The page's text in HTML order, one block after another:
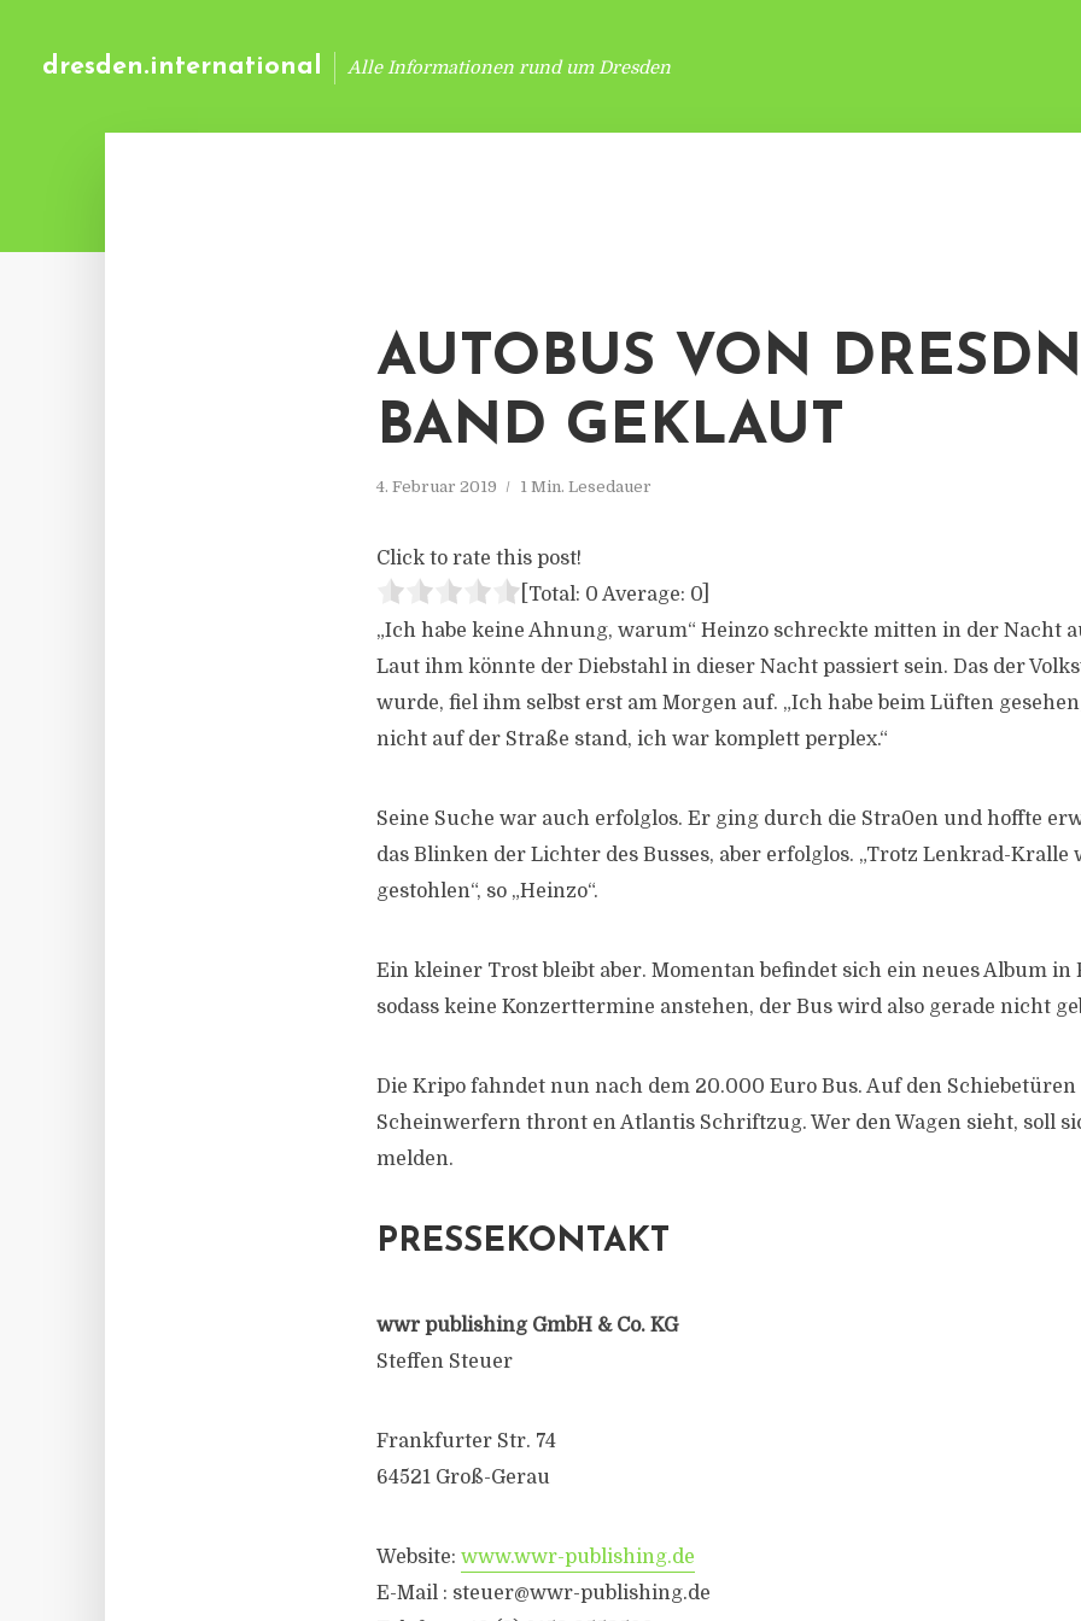
dresden.international Alle Informationen rund um Dresden
AUTOBUS VON
BAND GEKLAUT
4. Februar 2019 1 Min. Lesedauer
Click to rate this post!
[Total: 0 Average: 0
„Ich habe keine Ahnung, warum“ Heinzo schreckte mitten in der Nacht
Laut ihm könnte der Diebstahl in dieser Nacht passiert sein. Das der
wurde, fiel ihm selbst erst am Morgen auf. „Ich habe beim Lüften
nicht auf der Straße stand, ich war komplett perplex.“
Seine Suche war auch erfolglos. Er ging durch die Stra0en und hoffte
das Blinken der Lichter des Busses, aber erfolglos. „Trotz Lenkrad-Kralle
gestohlen“, so „Heinzo“.
Ein kleiner Trost bleibt aber. Momentan befindet sich ein neues Album in
sodass keine Konzerttermine anstehen, der Bus wird also gerade nicht
Die Kripo fahndet nun nach dem 20.000 Euro Bus. Auf den
Scheinwerfern thront en Atlantis Schriftzug. Wer den Wagen sieht, soll
melden.
PRESSEKONTAKT
wwr publishing GmbH & Co. KG
Steffen Steuer
Frankfurter Str. 74
64521 Groß-Gerau
Website: www.wwr-publishing.de
E-Mail : steuer@wwr-publishing.de